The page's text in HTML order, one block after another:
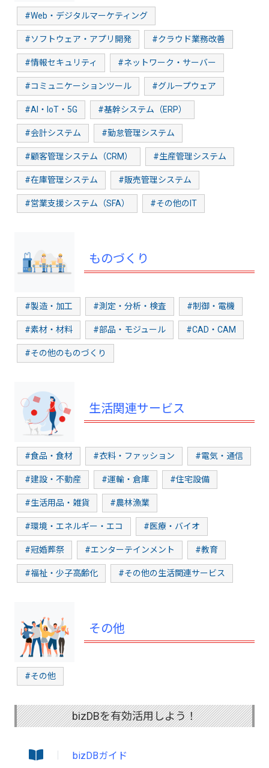
#Web・デジタルマーケティング
#ソフトウェア・アプリ開発 #クラウド業務改善
#情報セキュリティ #ネットワーク・サーバー
#コミュニケーションツール #グループウェア
#AI・IoT・5G #基幹システム（ERP）
#会計システム #勤怠管理システム
#顧客管理システム（CRM） #生産管理システム
#在庫管理システム #販売管理システム
#営業支援システム（SFA） #その他のIT
ものづくり
#製造・加工 #測定・分析・検査 #制御・電機
#素材・材料 #部品・モジュール #CAD・CAM
#その他のものづくり
生活関連サービス
#食品・食材 #衣料・ファッション #電気・通信
#建設・不動産 #運輸・倉庫 #住宅設備
#生活用品・雑貨 #農林漁業
#環境・エネルギー・エコ #医療・バイオ
#冠婚葬祭 #エンターテインメント #教育
#福祉・少子高齢化 #その他の生活関連サービス
その他
#その他
bizDBを有効活用しよう！
bizDBガイド